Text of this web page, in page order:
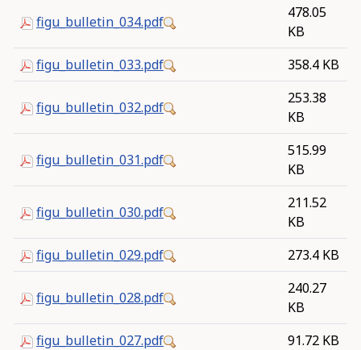
figu_bulletin_034.pdf
478.05
KB
figu_bulletin_033.pdf
358.4 KB
figu_bulletin_032.pdf
253.38
KB
figu_bulletin_031.pdf
515.99
KB
figu_bulletin_030.pdf
211.52
KB
figu_bulletin_029.pdf
273.4 KB
figu_bulletin_028.pdf
240.27
KB
figu_bulletin_027.pdf
91.72 KB